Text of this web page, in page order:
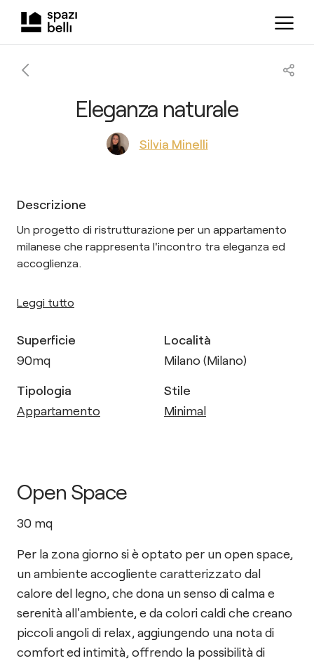
Eleganza naturale
Silvia Minelli
Descrizione
Un progetto di ristrutturazione per un appartamento
milanese che rappresenta l'incontro tra eleganza ed
accoglienza.
Leggi tutto
Superficie
90mq
Località
Milano (Milano)
Tipologia
Appartamento
Stile
Minimal
Open Space
30 mq
Per la zona giorno si è optato per un open space,
un ambiente accogliente caratterizzato dal
calore del legno, che dona un senso di calma e
serenità all'ambiente, e da colori caldi che creano
piccoli angoli di relax, aggiungendo una nota di
comfort ed intimità, offrendo la possibilità di